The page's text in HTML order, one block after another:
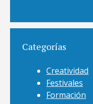
Categorías
Creatividad
Festivales
Formación